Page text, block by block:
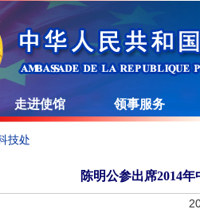
走进使馆 领事服务
技处
陈明公参出席2014